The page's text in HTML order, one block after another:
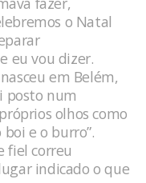
o Natal
eu vou dizer.
em Belém,
posto num
olhos como
e o burro”.
fiel correu
indicado o que